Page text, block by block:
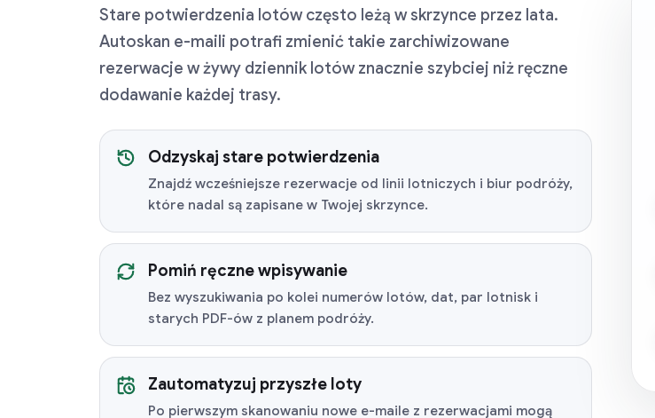
Stare potwierdzenia lotów często leżą w skrzynce przez lata.
Autoskan e-maili potrafi zmienić takie zarchiwizowane
rezerwacje w żywy dziennik lotów znacznie szybciej niż ręczne
dodawanie każdej trasy.
Odzyskaj stare potwierdzenia
Znajdź wcześniejsze rezerwacje od linii lotniczych i biur podróży,
które nadal są zapisane w Twojej skrzynce.
Pomiń ręczne wpisywanie
Bez wyszukiwania po kolei numerów lotów, dat, par lotnisk i
starych PDF-ów z planem podróży.
Zautomatyzuj przyszłe loty
Po pierwszym skanowaniu nowe e-maile z rezerwacjami mogą